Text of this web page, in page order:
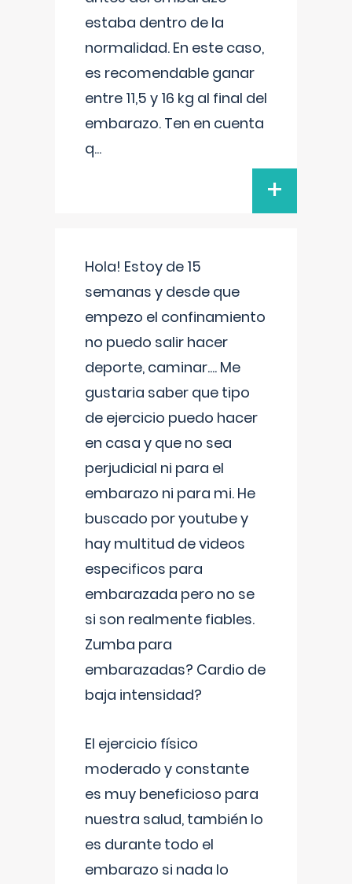
estaba dentro de la
normalidad. En este caso,
es recomendable ganar
entre 11,5 y 16 kg al final del
embarazo. Ten en cuenta
q...
+
Hola! Estoy de 15
semanas y desde que
empezo el confinamiento
no puedo salir hacer
deporte, caminar.... Me
gustaria saber que tipo
de ejercicio puedo hacer
en casa y que no sea
perjudicial ni para el
embarazo ni para mi. He
buscado por youtube y
hay multitud de videos
especificos para
embarazada pero no se
si son realmente fiables.
Zumba para
embarazadas? Cardio de
baja intensidad?
El ejercicio físico
moderado y constante
es muy beneficioso para
nuestra salud, también lo
es durante todo el
embarazo si nada lo